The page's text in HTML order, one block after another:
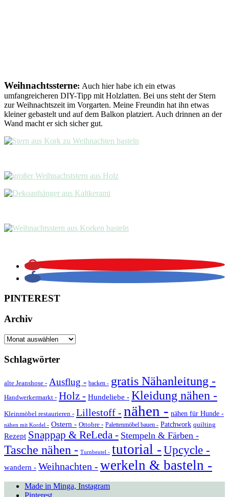
Weihnachtssterne: Auch hier habe ich ein etwas
umfangreicheren DIY-Tipp mit Holzlatten. Bei uns steht der Stern
zur Weihnachtszeit im Vorgarten. Meine Freundin hat ihn etwas
kleiner gebastelt und auf dem Balkon platziert. Auch drinnen an der
Wand macht er sich sicher gut.
PINTEREST
Archiv
Archiv
Schlagwörter
alte Jeanshose - Ausflug - backen - gratis Nähanleitung -
Handwerkermarkt - Holz - Hundeliebe - Kleidung nähen -
Kleinmöbel restaurieren - Lillestoff - nähen - nähen für Hunde -
nähen mit Kordel - Ostern - Ottobre - Palettenmöbel bauen - Patchwork quilting
Rezept Snappap & ReLeda - Stempeln & Färben -
Tasche nähen - Turnbeutel - tutorial -Upcycle -
wandern - Weihnachten - werkeln & basteln -
Made in Minga, Instagram